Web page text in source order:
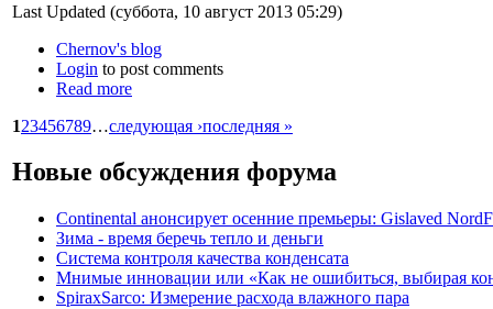
Last Updated (суббота, 10 август 2013 05:29)
Chernov's blog
Login to post comments
Read more
123456789…следующая ›последняя »
Новые обсуждения форума
Continental анонсирует осенние премьеры: Gislaved
Зима - время беречь тепло и деньги
Система контроля качества конденсата
Мнимые инновации или «Как не ошибиться, выбирая
SpiraxSarco: Измерение расхода влажного пара